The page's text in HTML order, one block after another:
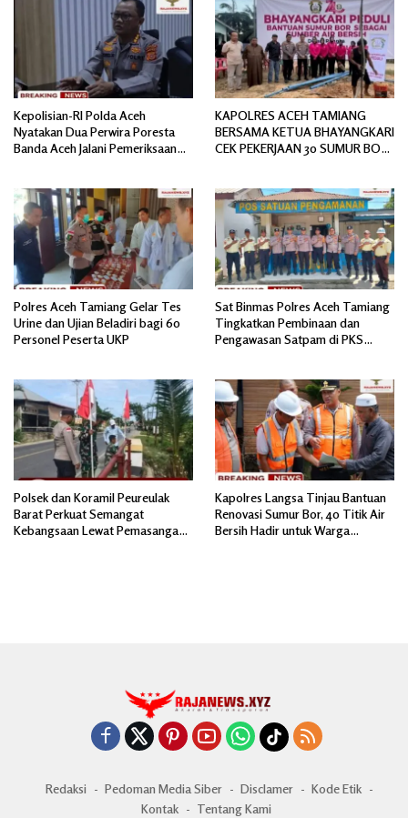
Kepolisian-RI Polda Aceh
Nyatakan Dua Perwira Poresta
Banda Aceh Jalani Pemeriksaan
KAPOLRES ACEH TAMIANG
BERSAMA KETUA BHAYANGKARI
CEK PEKERJAAN 30 SUMUR BOR
Polres Aceh Tamiang Gelar Tes
Urine dan Ujian Beladiri bagi 60
Personel Peserta UKP
Sat Binmas Polres Aceh Tamiang
Tingkatkan Pembinaan dan
Pengawasan Satpam di PKS
Polsek dan Koramil Peureulak
Barat Perkuat Semangat
Kebangsaan Lewat Pemasangan
Kapolres Langsa Tinjau Bantuan
Renovasi Sumur Bor, 40 Titik Air
Bersih Hadir untuk Warga
Redaksi Pedoman Media Siber Disclamer
Kode Etik
Kontak
Tentang Kami